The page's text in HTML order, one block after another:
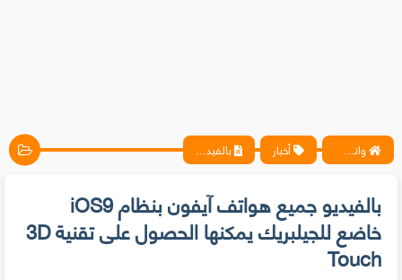
واتس آب ، فيسبوك ، أنترنت ، شروحات تقنية حصرية - المحترف أخبار بالفيديو جميع هواتف آيفون بنظام iOS9 خاضع للجيلبريك يمكنها الحصول على تقنية 3D Touch
بالفيديو جميع هواتف آيفون بنظام iOS9
خاضع للجيلبريك يمكنها الحصول على تقنية 3D
Touch